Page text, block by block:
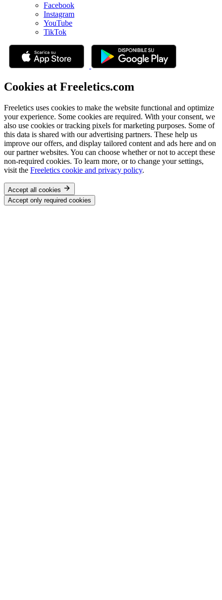
Facebook
Instagram
YouTube
TikTok
Cookies at Freeletics.com
Freeletics uses cookies to make the website functional and optimize
your experience. Some cookies are required. With your consent, we
also use cookies or tracking pixels for marketing purposes. Some of
this data is shared with our advertising partners. These help us
improve our offers, and display tailored content and ads here and on
our partner websites. You can choose whether or not to accept these
non-required cookies. To learn more, or to change your settings,
visit the Freeletics cookie and privacy policy.
Accept all cookies
Accept only required cookies